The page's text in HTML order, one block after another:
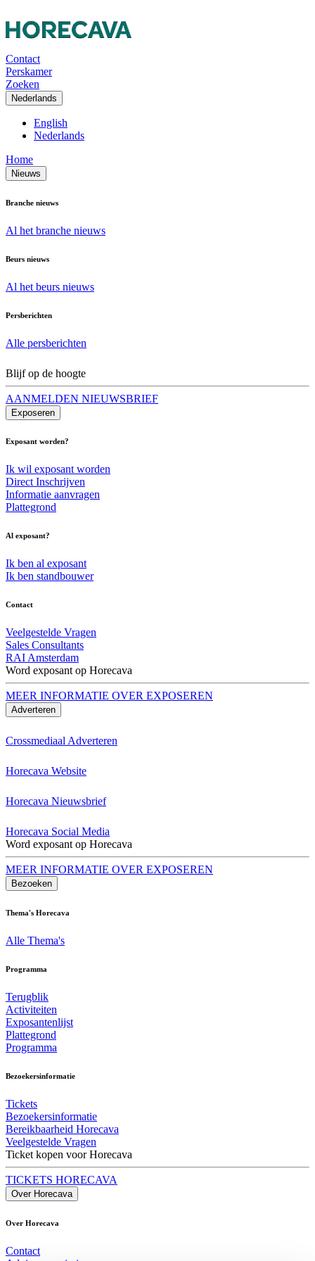
Contact
Perskamer
Zoeken
Nederlands
English
Nederlands
Home
Nieuws
Branche nieuws
Al het branche nieuws
Beurs nieuws
Al het beurs nieuws
Persberichten
Alle persberichten
Blijf op de hoogte
AANMELDEN NIEUWSBRIEF
Exposeren
Exposant worden?
Ik wil exposant worden
Direct Inschrijven
Informatie aanvragen
Plattegrond
Al exposant?
Ik ben al exposant
Ik ben standbouwer
Contact
Veelgestelde Vragen
Sales Consultants
RAI Amsterdam
Word exposant op Horecava
MEER INFORMATIE OVER EXPOSEREN
Adverteren
Crossmediaal Adverteren
Horecava Website
Horecava Nieuwsbrief
Horecava Social Media
Word exposant op Horecava
MEER INFORMATIE OVER EXPOSEREN
Bezoeken
Thema's Horecava
Alle Thema's
Programma
Terugblik
Activiteiten
Exposantenlijst
Plattegrond
Programma
Bezoekersinformatie
Tickets
Bezoekersinformatie
Bereikbaarheid Horecava
Veelgestelde Vragen
Ticket kopen voor Horecava
TICKETS HORECAVA
Over Horecava
Over Horecava
Contact